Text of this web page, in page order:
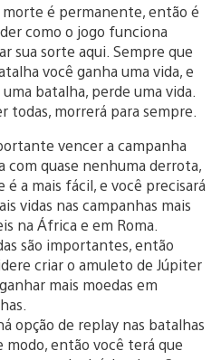
morte é permanente, então é
como o jogo funciona
sua sorte aqui. Sempre que
você ganha uma vida, e
batalha, perde uma vida.
todas, morrerá para sempre.
vencer a campanha
com quase nenhuma derrota,
é a mais fácil, e você precisará
vidas nas campanhas mais
na África e em Roma.
são importantes, então
criar o amuleto de Júpiter
mais moedas em
opção de replay nas batalhas
modo, então você terá que